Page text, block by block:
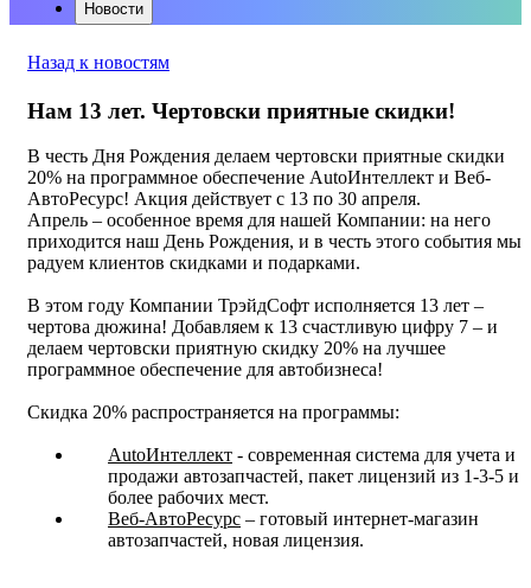
Новости
Назад к новостям
Нам 13 лет. Чертовски приятные скидки!
В честь Дня Рождения делаем чертовски приятные скидки
20% на программное обеспечение AutoИнтеллект и Веб-
АвтоРесурс! Акция действует с 13 по 30 апреля.
Апрель – особенное время для нашей Компании: на него
приходится наш День Рождения, и в честь этого события мы
радуем клиентов скидками и подарками.
В этом году Компании ТрэйдСофт исполняется 13 лет –
чертова дюжина! Добавляем к 13 счастливую цифру 7 – и
делаем чертовски приятную скидку 20% на лучшее
программное обеспечение для автобизнеса!
Скидка 20% распространяется на программы:
AutoИнтеллект - современная система для учета и
продажи автозапчастей, пакет лицензий из 1-3-5 и
более рабочих мест.
Веб-АвтоРесурс – готовый интернет-магазин
автозапчастей, новая лицензия.